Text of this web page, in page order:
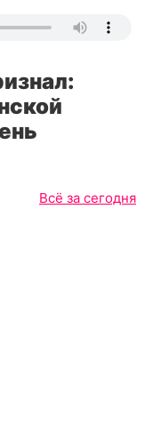
Всё за сегодня